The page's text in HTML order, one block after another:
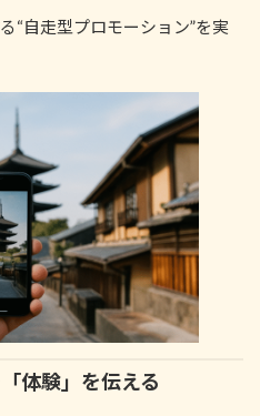
“自走型プロモーション”を実
体験」を伝える